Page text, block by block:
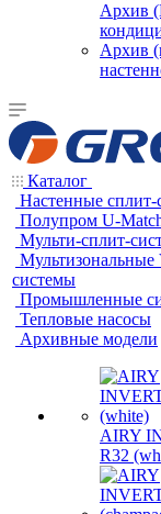
Архив
Архив
Каталог
Настенные сплит-
Полупром U-
Мульти-сплит-
Мультизональные
системы
Промышленные
Тепловые насосы
Архивные модели
AIRY
R32